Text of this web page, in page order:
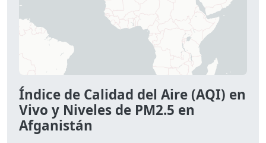
Índice de Calidad del Aire (AQI) en
Vivo y Niveles de PM2.5 en
Afganistán